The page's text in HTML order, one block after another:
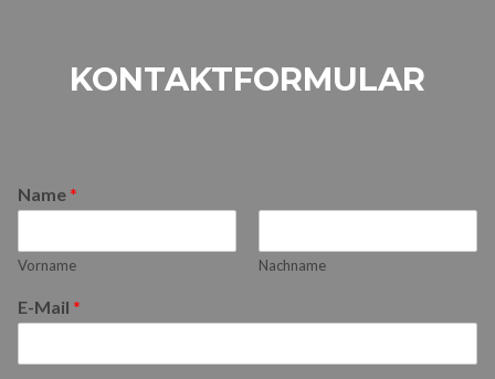
KONTAKTFORMULAR
Name *
Vorname Nachname
E-Mail *